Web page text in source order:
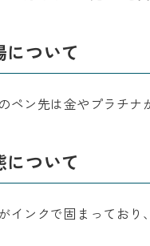
について
ペン先は金やプラチ
について
インクで固まっており